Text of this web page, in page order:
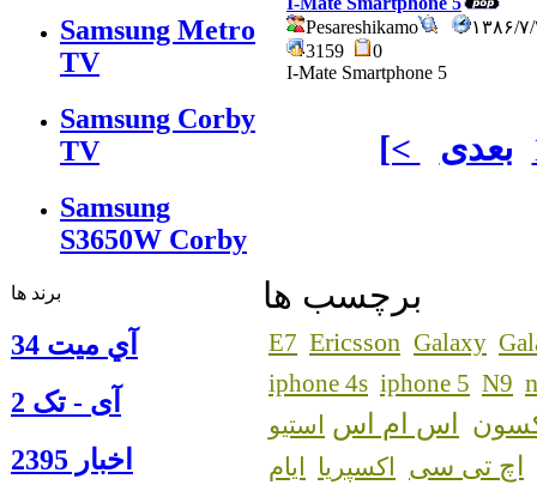
Samsung Metro
TV
Samsung Corby
TV
Samsung
S3650W Corby
برند ها
آي ميت 34
آی - تک 2
اخبار 2395
Pesareshikamo
۲۰:۳۱
3159
0
I-Mate Smartphone 5
[< بعدی
برچسب ها
E7 Ericsson Galaxy
iphone 4s iphone 5 N9
اس ام اس استیو
اچ تی سی اکسپریا ایام